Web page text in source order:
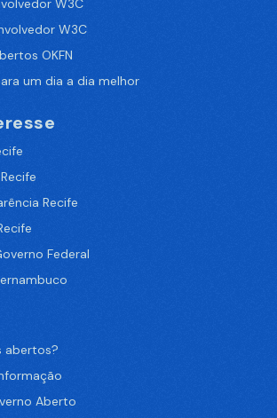
W3C
W3C
OKFN
um dia a dia melhor
Recife
Federal
abertos?
Aberto